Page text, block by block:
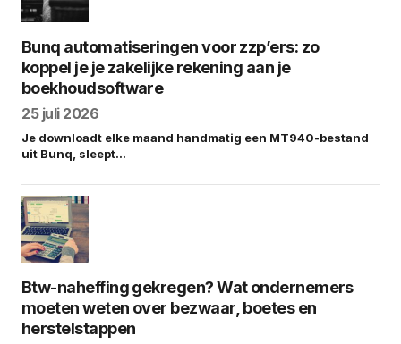
Bunq automatiseringen voor zzp’ers: zo
koppel je je zakelijke rekening aan je
boekhoudsoftware
25 juli 2026
Je downloadt elke maand handmatig een MT940-bestand
uit Bunq, sleept…
Btw-naheffing gekregen? Wat ondernemers
moeten weten over bezwaar, boetes en
herstelstappen